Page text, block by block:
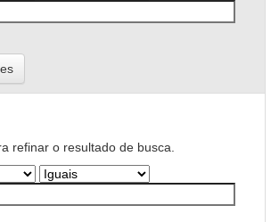
refinar o resultado de busca.